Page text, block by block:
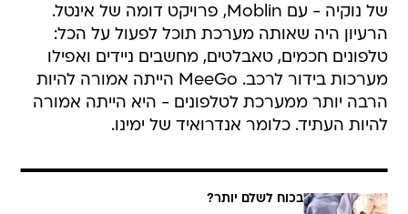
של נוקיה - עם Moblin, פרויקט דומה של אינטל.
הרעיון היה שאותה מערכת תוכל לפעול על הכל:
טלפונים חכמים, טאבלטים, מחשבים ניידים ואפילו
מערכות בידור לרכב. MeeGo הייתה אמורה להיות
הרבה יותר ממערכת לטלפונים - היא הייתה אמורה
להיות העתיד. כלומר אנדרואיד של ימינו.
בכוח לשלם יותר?